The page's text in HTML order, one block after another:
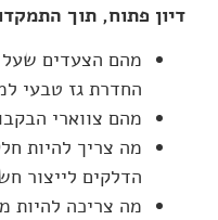
דיון פתוח, תוך
מהם הצעדים שעל
החדרת גז טבעי
מהם צווארי
מה צריך להיות
הדלקים לייצור
מה צריכה להיות